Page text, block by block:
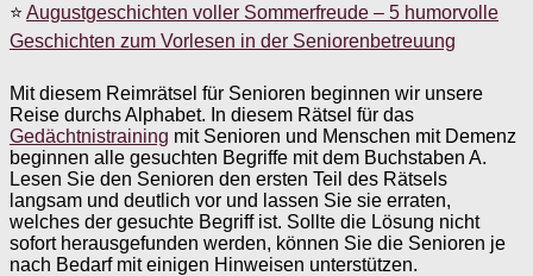
⭐ Augustgeschichten voller Sommerfreude – 5 humorvolle
Geschichten zum Vorlesen in der Seniorenbetreuung
Mit diesem Reimrätsel für Senioren beginnen wir unsere
Reise durchs Alphabet. In diesem Rätsel für das
Gedächtnistraining mit Senioren und Menschen mit Demenz
beginnen alle gesuchten Begriffe mit dem Buchstaben A.
Lesen Sie den Senioren den ersten Teil des Rätsels
langsam und deutlich vor und lassen Sie sie erraten,
welches der gesuchte Begriff ist. Sollte die Lösung nicht
sofort herausgefunden werden, können Sie die Senioren je
nach Bedarf mit einigen Hinweisen unterstützen.